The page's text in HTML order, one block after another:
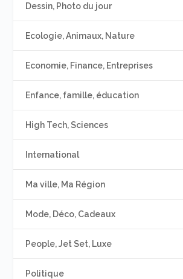
Dessin, Photo du jour
Ecologie, Animaux, Nature
Economie, Finance, Entreprises
Enfance, famille, éducation
High Tech, Sciences
International
Ma ville, Ma Région
Mode, Déco, Cadeaux
People, Jet Set, Luxe
Politique